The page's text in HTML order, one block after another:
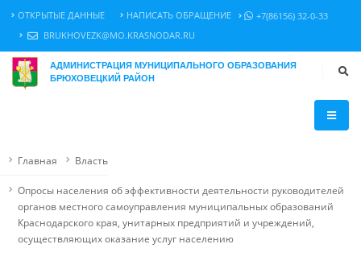
ОТКРЫТЫЕ ДАННЫЕ НАПИСАТЬ ОБРАЩЕНИЕ
+7(86156) 32-0-33
BRUKHOVEZK@MO.KRASNODAR.RU
АДМИНИСТРАЦИЯ МУНИЦИПАЛЬНОГО ОБРАЗОВАНИЯ
БРЮХОВЕЦКИЙ РАЙОН
Главная Власть
Опросы населения об эффективности деятельности руководителей
органов местного самоуправления муниципальных образований
Краснодарского края, унитарных предприятий и учреждений,
осуществляющих оказание услуг населению